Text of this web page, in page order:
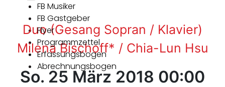
FB Musiker
FB Gastgeber
Flyer
Programmzettel
Erfassungsbogen
Abrechnungsbogen
Duo (Gesang Sopran / Klavier)
Milena Bischoff* / Chia-Lun Hsu
So. 25 März 2018 00:00